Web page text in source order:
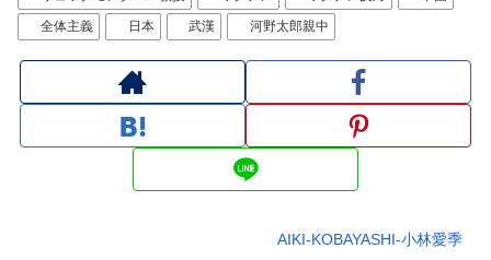
全体主義
日本 武漢 河野太郎親中
AIKI-KOBAYASHI-小林愛季